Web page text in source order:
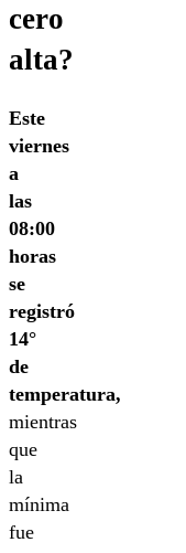
cero
alta?
Este
viernes
a
las
08:00
horas
se
registró
14°
de
temperatura,
mientras
que
la
mínima
fue